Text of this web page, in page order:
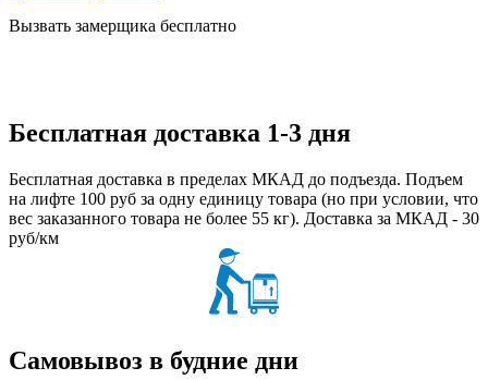
Вызвать замерщика бесплатно
Бесплатная доставка 1-3 дня
Бесплатная доставка в пределах МКАД до подъезда. Подъем
на лифте 100 руб за одну единицу товара (но при условии, что
вес заказанного товара не более 55 кг). Доставка за МКАД - 30
руб/км
Самовывоз в будние дни